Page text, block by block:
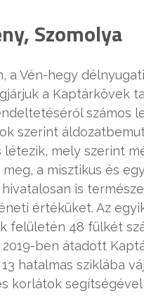
Szomolya
a Vén-hegy
a Kaptárkövek
számos
szerint
mely szerint
a misztikus és
is
értéküket. Az
felületén 48 fülkét
ben átadott
hatalmas sziklába
korlátok